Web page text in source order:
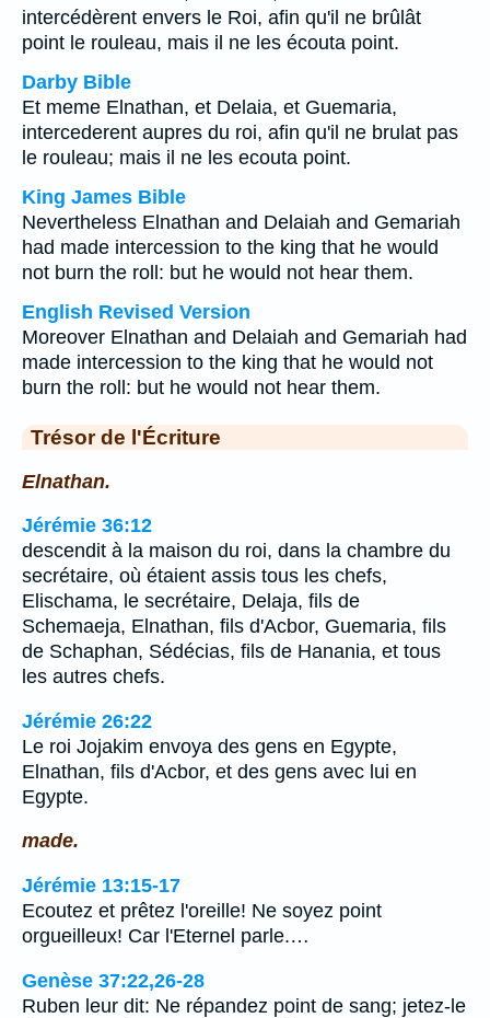
intercédèrent envers le Roi, afin qu'il ne brûlât
point le rouleau, mais il ne les écouta point.
Darby Bible
Et meme Elnathan, et Delaia, et Guemaria,
intercederent aupres du roi, afin qu'il ne brulat pas
le rouleau; mais il ne les ecouta point.
King James Bible
Nevertheless Elnathan and Delaiah and Gemariah
had made intercession to the king that he would
not burn the roll: but he would not hear them.
English Revised Version
Moreover Elnathan and Delaiah and Gemariah had
made intercession to the king that he would not
burn the roll: but he would not hear them.
Trésor de l'Écriture
Elnathan.
Jérémie 36:12
descendit à la maison du roi, dans la chambre du
secrétaire, où étaient assis tous les chefs,
Elischama, le secrétaire, Delaja, fils de
Schemaeja, Elnathan, fils d'Acbor, Guemaria, fils
de Schaphan, Sédécias, fils de Hanania, et tous
les autres chefs.
Jérémie 26:22
Le roi Jojakim envoya des gens en Egypte,
Elnathan, fils d'Acbor, et des gens avec lui en
Egypte.
made.
Jérémie 13:15-17
Ecoutez et prêtez l'oreille! Ne soyez point
orgueilleux! Car l'Eternel parle.…
Genèse 37:22,26-28
Ruben leur dit: Ne répandez point de sang; jetez-le